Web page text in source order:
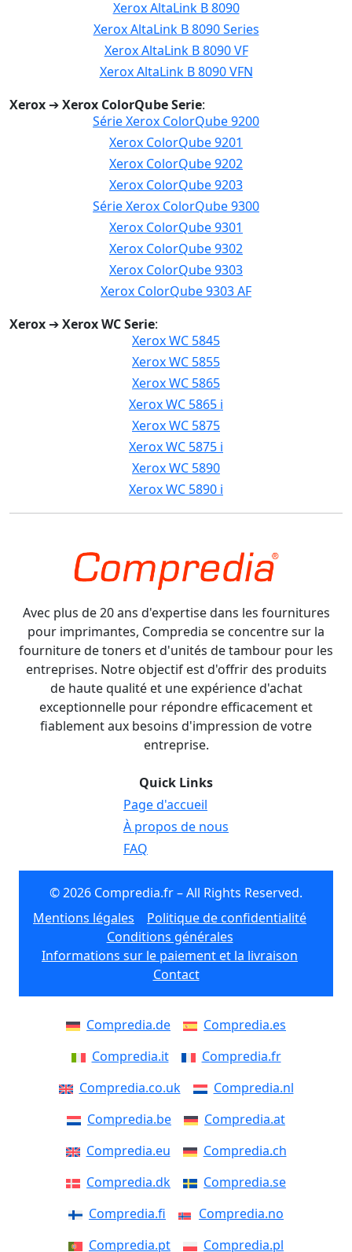
Xerox AltaLink B 8090
Xerox AltaLink B 8090 Series
Xerox AltaLink B 8090 VF
Xerox AltaLink B 8090 VFN
Xerox ➔Xerox ColorQube Serie:
Série Xerox ColorQube 9200
Xerox ColorQube 9201
Xerox ColorQube 9202
Xerox ColorQube 9203
Série Xerox ColorQube 9300
Xerox ColorQube 9301
Xerox ColorQube 9302
Xerox ColorQube 9303
Xerox ColorQube 9303 AF
Xerox ➔Xerox WC Serie:
Xerox WC 5845
Xerox WC 5855
Xerox WC 5865
Xerox WC 5865 i
Xerox WC 5875
Xerox WC 5875 i
Xerox WC 5890
Xerox WC 5890 i
Avec plus de 20 ans d'expertise dans les fournitures
pour imprimantes, Compredia se concentre sur la
fourniture de toners et d'unités de tambour pour les
entreprises. Notre objectif est d'offrir des produits
de haute qualité et une expérience d'achat
exceptionnelle pour répondre efficacement et
fiablement aux besoins d'impression de votre
entreprise.
Quick Links
Page d'accueil
À propos de nous
FAQ
© 2026 Compredia.fr – All Rights Reserved.
Mentions légales
Politique de confidentialité
Conditions générales
Informations sur le paiement et la livraison
Contact
Compredia.de
Compredia.es
Compredia.it
Compredia.fr
Compredia.co.uk
Compredia.nl
Compredia.be
Compredia.at
Compredia.eu
Compredia.ch
Compredia.dk
Compredia.se
Compredia.fi
Compredia.no
Compredia.pt
Compredia.pl